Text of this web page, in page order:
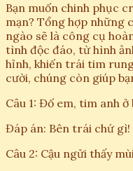
Bạn muốn chinh phục
mạn? Tổng hợp những
ngào sẽ là công cụ
tình độc đáo, từ hình
hỉnh, khiến trái tim
cười, chúng còn giúp
Câu 1: Đố em, tim anh ở
Đáp án: Bên trái chứ gì!
Câu 2: Cậu ngửi thấy